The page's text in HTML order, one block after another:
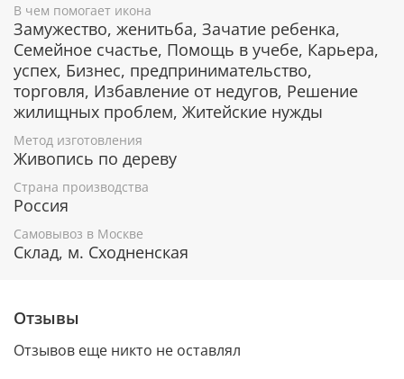
Гарантия подлинности
К каждому живописному образу прикладывается
номерное свидетельство, в котором подробно
расписана вся информация об иконе:
Имя художника,
Материалы, из которых она изготовлена,
Гарантия соответствия канонам Православной
Подарочная упаковка
крышкой и замочком.
Очень удобно для особого подарка!
В чем помогает икона
Замужество, женитьба, Зачатие ребенка,
Семейное счастье, Помощь в учебе, Карьера,
успех, Бизнес, предпринимательство,
торговля, Избавление от недугов, Решение
жилищных проблем, Житейские нужды
Метод изготовления
Живопись по дереву
Страна производства
Россия
Самовывоз в Москве
Склад, м. Сходненская
Отзывы
Отзывов еще никто не оставлял